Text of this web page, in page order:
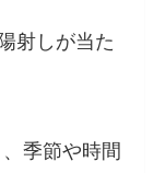
射しが当た
季節や時間